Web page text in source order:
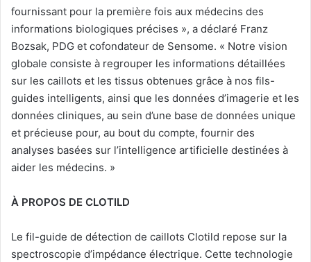
fournissant pour la première fois aux médecins des
informations biologiques précises », a déclaré Franz
Bozsak, PDG et cofondateur de Sensome. « Notre vision
globale consiste à regrouper les informations détaillées
sur les caillots et les tissus obtenues grâce à nos fils-
guides intelligents, ainsi que les données d’imagerie et les
données cliniques, au sein d’une base de données unique
et précieuse pour, au bout du compte, fournir des
analyses basées sur l’intelligence artificielle destinées à
aider les médecins. »
À PROPOS DE CLOTILD
Le fil-guide de détection de caillots Clotild repose sur la
spectroscopie d’impédance électrique. Cette technologie